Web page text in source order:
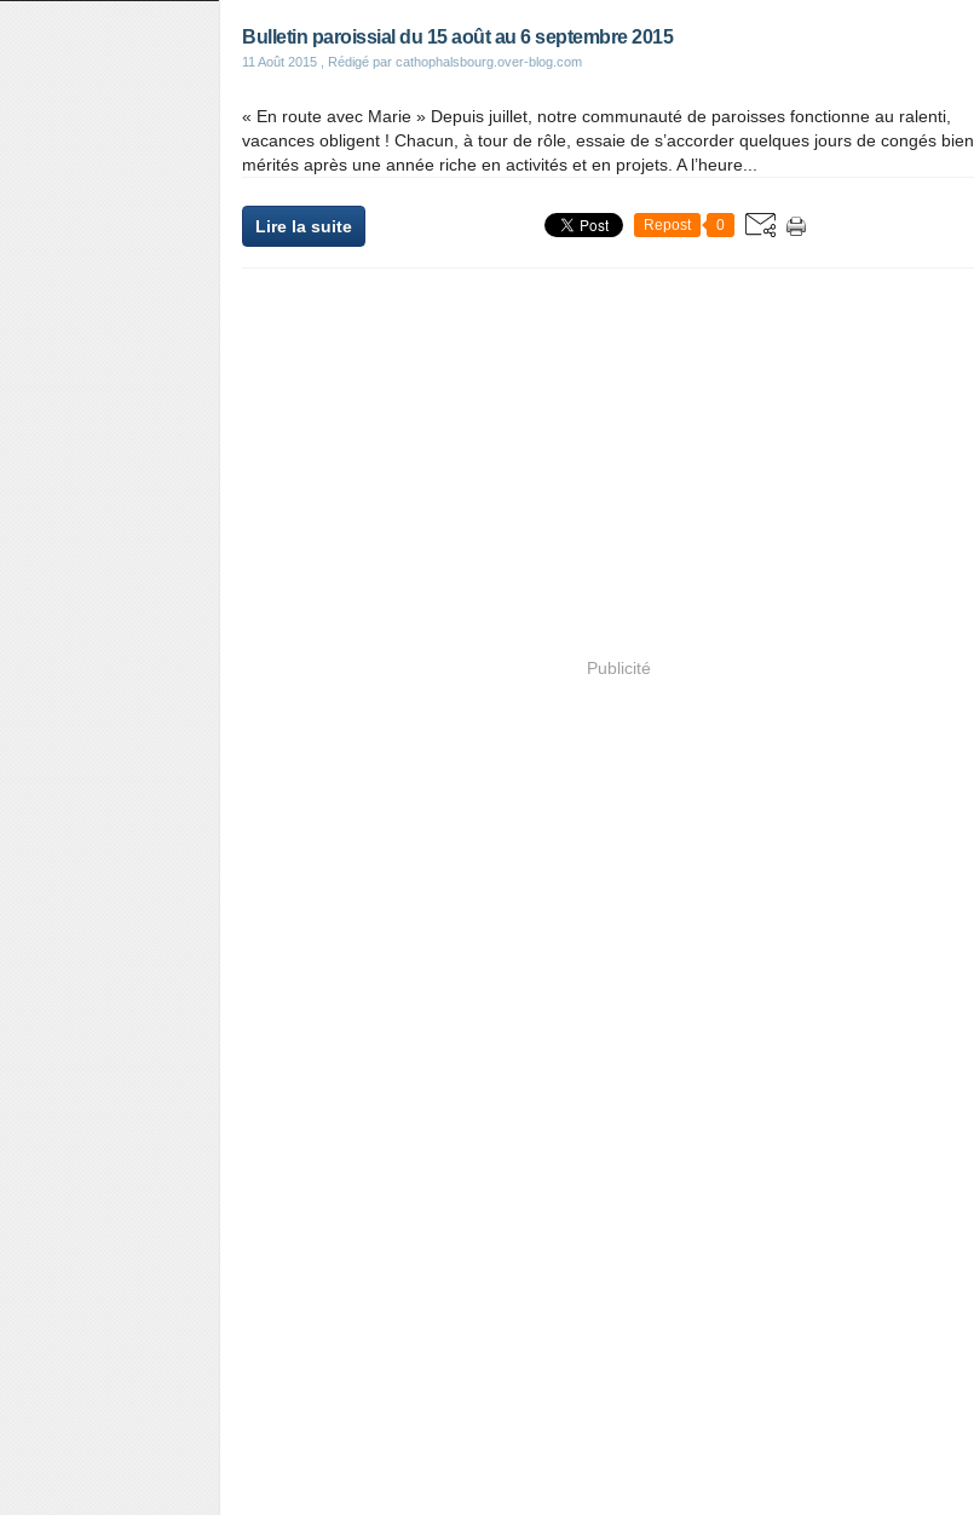
Bulletin paroissial du 15 août au 6 septembre 2015
11 Août 2015 , Rédigé par cathophalsbourg.over-blog.com
« En route avec Marie » Depuis juillet, notre communauté de paroisses fonctionne au ralenti,
vacances obligent ! Chacun, à tour de rôle, essaie de s’accorder quelques jours de congés bien
mérités après une année riche en activités et en projets. A l’heure...
Lire la suite Repost 0
Publicité